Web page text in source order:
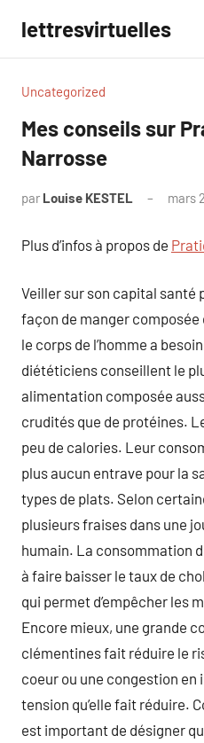
contenu
lettresvirtuelles
Uncategorized
Mes conseils sur
Narrosse
par Louise KESTEL mars
Plus d’infos à propos de
Veiller sur son capital santé
façon de manger
le corps de l’homme a
diététiciens conseillent le
alimentation composée
crudités que de protéines.
peu de calories. Leur
plus aucun entrave pour la
types de plats. Selon
plusieurs fraises dans une
humain. La consommation
à faire baisser le taux de
qui permet d’empêcher les
Encore mieux, une grande
clémentines fait réduire le
coeur ou une congestion en
tension qu’elle fait réduire.
est important de désigner